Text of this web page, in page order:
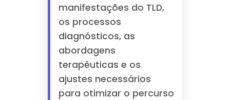
manifestações do TLD,
os processos
diagnósticos, as
abordagens
terapêuticas e os
ajustes necessários
para otimizar o percurso